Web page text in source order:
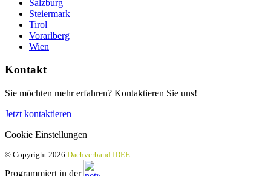
Salzburg
Steiermark
Tirol
Vorarlberg
Wien
Kontakt
Sie möchten mehr erfahren? Kontaktieren Sie uns!
Jetzt kontaktieren
Cookie Einstellungen
© Copyright 2026 Dachverband IDEE
Programmiert in der